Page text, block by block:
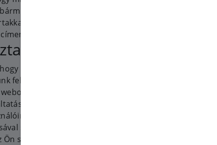
kérdése van ezen
kapcsolatban, lépjen
tartalma
Öntől milyen személyes
fel, és osztunk meg. Ez az
termékünkre
Ez az adatvédelmi
miként használják vagy
szerzett adatokat. Amikor
személyes adatait elkérjük,